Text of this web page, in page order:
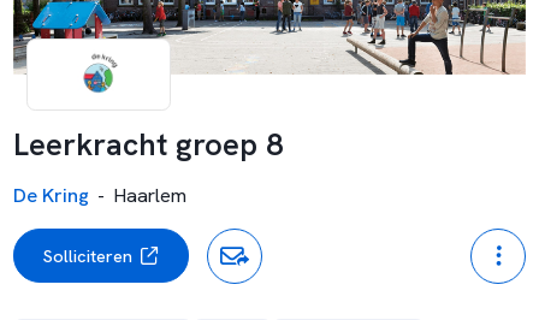
Leerkracht groep 8
De Kring - Haarlem
Solliciteren